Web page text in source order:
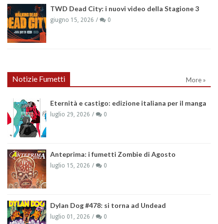
TWD Dead City: i nuovi video della Stagione 3
giugno 15, 2026 0
Notizie Fumetti More »
Eternità e castigo: edizione italiana per il manga
luglio 29, 2026 0
Anteprima: i fumetti Zombie di Agosto
luglio 15, 2026 0
Dylan Dog #478: si torna ad Undead
luglio 01, 2026 0